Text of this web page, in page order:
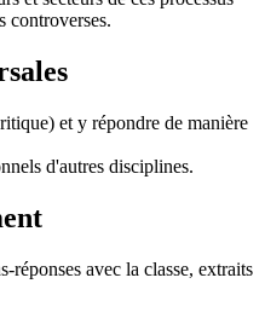
controverses.
et y répondre de manière
d'autres disciplines.
réponses avec la classe, extraits